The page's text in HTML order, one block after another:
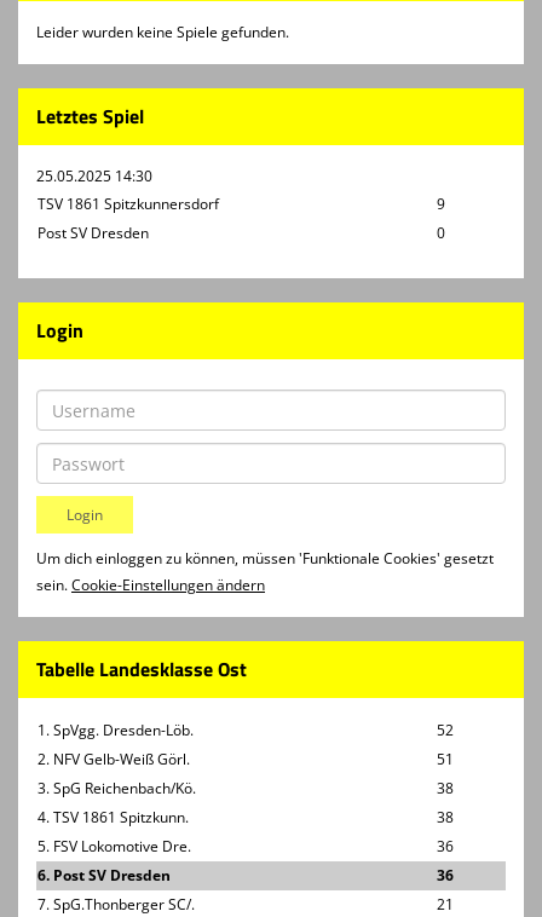
Leider wurden keine Spiele gefunden.
Letztes Spiel
25.05.2025 14:30
TSV 1861 Spitzkunnersdorf
9
Post SV Dresden
0
Login
Um dich einloggen zu können, müssen 'Funktionale Cookies' gesetzt
sein.Cookie-Einstellungen ändern
Tabelle Landesklasse Ost
1. SpVgg. Dresden-Löb.
52
2. NFV Gelb-Weiß Görl.
51
3. SpG Reichenbach/Kö.
38
4. TSV 1861 Spitzkunn.
38
5. FSV Lokomotive Dre.
36
6. Post SV Dresden
36
7. SpG.Thonberger SC/.
21